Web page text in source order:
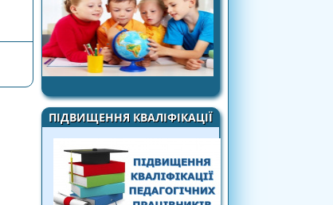
ПІДВИЩЕННЯ КВАЛІФІКАЦІЇ